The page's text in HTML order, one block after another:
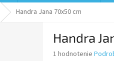
Handra Jana 70x50 cm
Handra
Priemerné
1 hodnotenie